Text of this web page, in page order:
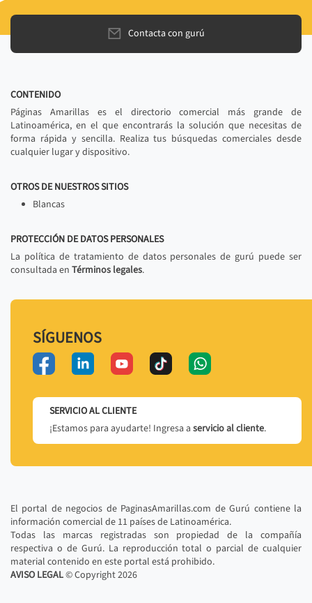
Contacta con gurú
CONTENIDO
Páginas Amarillas es el directorio comercial más grande de
Latinoamérica, en el que encontrarás la solución que necesitas de
forma rápida y sencilla. Realiza tus búsquedas comerciales desde
cualquier lugar y dispositivo.
OTROS DE NUESTROS SITIOS
Blancas
PROTECCIÓN DE DATOS PERSONALES
La política de tratamiento de datos personales de gurú puede ser
consultada en Términos legales.
SÍGUENOS
SERVICIO AL CLIENTE
¡Estamos para ayudarte! Ingresa a servicio al cliente.
El portal de negocios de PaginasAmarillas.com de Gurú contiene la
información comercial de 11 países de Latinoamérica.
Todas las marcas registradas son propiedad de la compañía
respectiva o de Gurú. La reproducción total o parcial de cualquier
material contenido en este portal está prohibido.
AVISO LEGAL© Copyright2026